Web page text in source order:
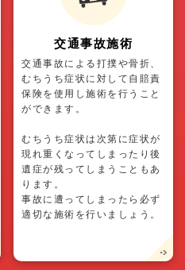
交通事故施術
交通事故による打撲や骨折、
むちうち症状に対して自賠責
保険を使用し施術を行うこと
ができます。
むちうち症状は次第に症状が
現れ重くなってしまったり後
遺症が残ってしまうこともあ
ります。
事故に遭ってしまったら必ず
適切な施術を行いましょう。